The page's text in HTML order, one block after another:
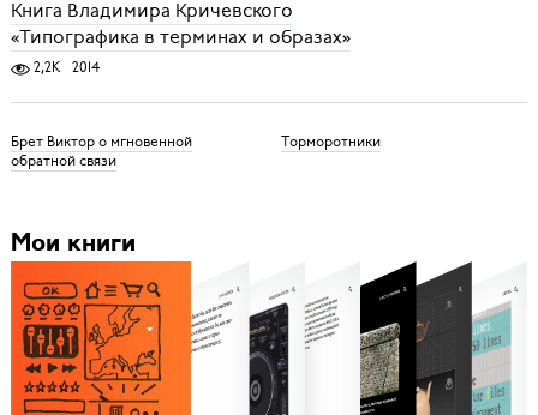
Книга Владимира Кричевского
«Типографика в терминах и образах»
2,2K 2014
Брет Виктор о мгновенной
обратной связи
Торморотники
Мои книги